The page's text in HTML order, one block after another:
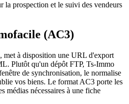
la prospection et le suivi des vendeurs
(AC3)
à disposition une URL d'export
Plutôt qu'un dépôt FTP, Ts-Immo
de synchronisation, le normalise
vos biens. Le format AC3 porte les
médias nécessaires à une fiche